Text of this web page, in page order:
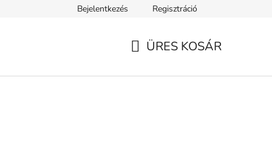
Tanácsok, tippek és érdekességek
Bejelentkezés Regisztráció
ÜRES KOSÁR